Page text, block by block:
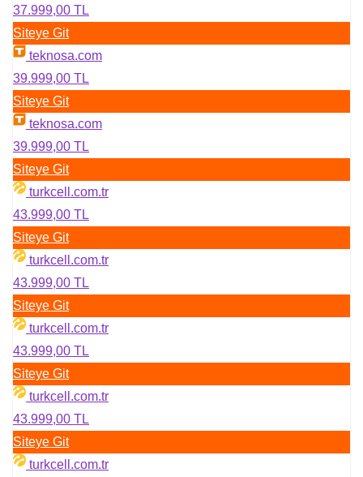
37.999,00 TL
Siteye Git
teknosa.com
39.999,00 TL
Siteye Git
teknosa.com
39.999,00 TL
Siteye Git
turkcell.com.tr
43.999,00 TL
Siteye Git
turkcell.com.tr
43.999,00 TL
Siteye Git
turkcell.com.tr
43.999,00 TL
Siteye Git
turkcell.com.tr
43.999,00 TL
Siteye Git
turkcell.com.tr